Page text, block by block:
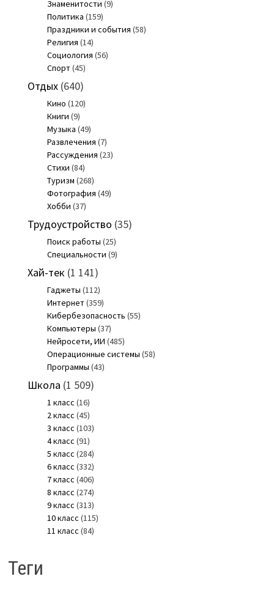
Знаменитости (9)
Политика (159)
Праздники и события (58)
Религия (14)
Социология (56)
Спорт(45)
Отдых(640)
Кино (120)
Книги (9)
Музыка (49)
Развлечения (7)
Рассуждения (23)
Стихи (84)
Туризм (268)
Фотография (49)
Хобби (37)
Трудоустройство (35)
Поиск работы (25)
Специальности (9)
Хай-тек (1 141)
Гаджеты (112)
Интернет(359)
Кибербезопасность (55)
Компьютеры (37)
Нейросети, ИИ (485)
Операционные системы (58)
Программы (43)
Школа (1 509)
1 класс (16)
2 класс (45)
3 класс (103)
4 класс (91)
5 класс (284)
6 класс (332)
7 класс (406)
8 класс (274)
9 класс (313)
10 класс (115)
11 класс (84)
Теги